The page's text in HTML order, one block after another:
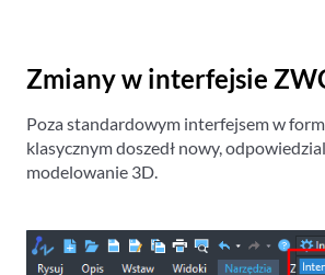
Zmiany w interfejsie
Poza standardowym interfejsem w
klasycznym doszedł nowy,
modelowanie 3D.